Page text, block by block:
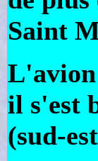
Saint
il s'est
(sud-